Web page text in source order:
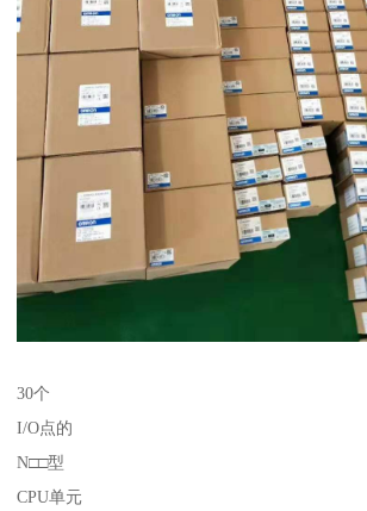
30个
I/O点的
N□□型
CPU单元